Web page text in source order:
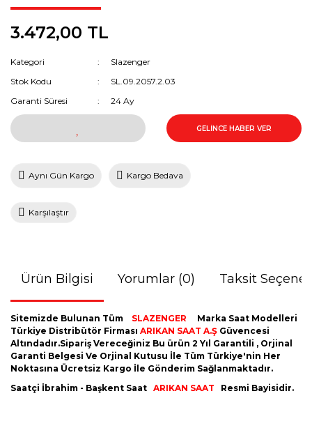
3.472,00 TL
Kategori
Slazenger
Stok Kodu
SL.09.2057.2.03
Garanti Süresi
24 Ay
GELİNCE HABER VER
Aynı Gün Kargo Kargo Bedava
Karşılaştır
Ürün Bilgisi Yorumlar (0) Taksit
Sitemizde Bulunan Tüm SLAZENGER
Marka Saat Modelleri
Türkiye Distribütör Firması ARIKAN SAAT A.Ş Güvencesi
Altındadır.Sipariş Vereceğiniz Bu ürün 2 Yıl Garantili , Orjinal
Garanti Belgesi Ve Orjinal Kutusu İle Tüm Türkiye'nin Her
Noktasına Ücretsiz Kargo İle Gönderim Sağlanmaktadır.
Saatçi İbrahim - Başkent Saat ARIKAN SAAT Resmi Bayisidir.